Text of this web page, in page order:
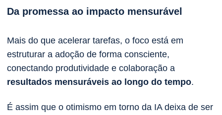
Da promessa ao impacto mensurável
Mais do que acelerar tarefas, o foco está em
estruturar a adoção de forma consciente,
conectando produtividade e colaboração a
resultados mensuráveis ao longo do tempo.
É assim que o otimismo em torno da IA deixa de ser